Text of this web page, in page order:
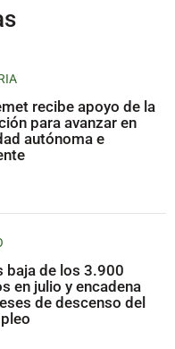
recibe apoyo de la
para avanzar en
autónoma e
baja de los 3.900
en julio y encadena
de descenso del